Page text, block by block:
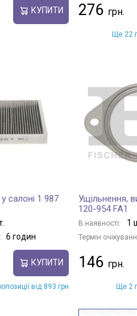
КУПИТИ 276
Ще 22
салоні 1 987
6 годин
КУПИТИ
від 893 грн
Ущільнення,
120-954 FA1
В наявності: 1
Термін
146
Ще 2